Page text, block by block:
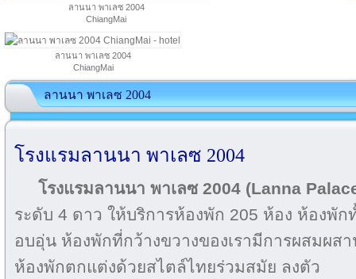
ลานนา พาเลซ 2004
ChiangMai
ลานนา พาเลซ 2004
ChiangMai
ลานนา พาเลซ 2004
โรงแรมลานนา พาเลซ 2004
โรงแรมลานนา พาเลซ 2004 (Lanna
ระดับ 4 ดาว ให้บริการห้องพัก 205 ห้อง ห้องพั
อบอุ่น ห้องพักที่กว้างขวางของเรามีการผสมผส
ห้องพักตกแต่งด้วยสไตล์ไทยร่วมสมัย ลงตัว